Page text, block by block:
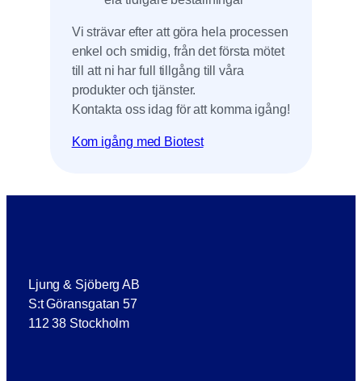
Vi strävar efter att göra hela processen
enkel och smidig, från det första mötet
till att ni har full tillgång till våra
produkter och tjänster.
Kontakta oss idag för att komma igång!
Kom igång med Biotest
Ljung & Sjöberg AB
S:t Göransgatan 57
112 38 Stockholm